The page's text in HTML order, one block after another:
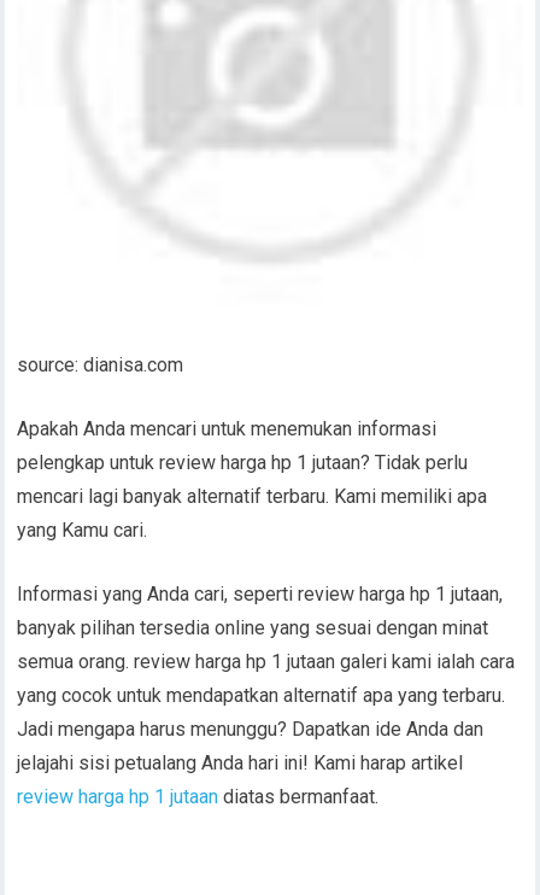
source: dianisa.com
Apakah Anda mencari untuk menemukan informasi
pelengkap untuk review harga hp 1 jutaan? Tidak perlu
mencari lagi banyak alternatif terbaru. Kami memiliki apa
yang Kamu cari.
Informasi yang Anda cari, seperti review harga hp 1 jutaan,
banyak pilihan tersedia online yang sesuai dengan minat
semua orang. review harga hp 1 jutaan galeri kami ialah cara
yang cocok untuk mendapatkan alternatif apa yang terbaru.
Jadi mengapa harus menunggu? Dapatkan ide Anda dan
jelajahi sisi petualang Anda hari ini! Kami harap artikel
review harga hp 1 jutaandiatas bermanfaat.